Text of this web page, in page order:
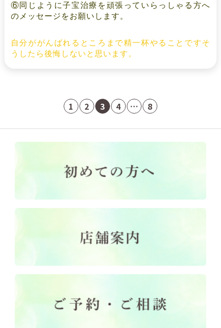
⑥同じように子宝治療を頑張っていらっしゃる方へ
のメッセージをお願いします。
自分ががんばれるところまで精一杯やることですそ
うしたら後悔しないと思います。
1 2 3 4 … 8